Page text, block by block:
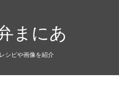
まにあ
シピや画像を紹介